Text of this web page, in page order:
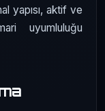
yapısı, aktif ve
uyumluluğu